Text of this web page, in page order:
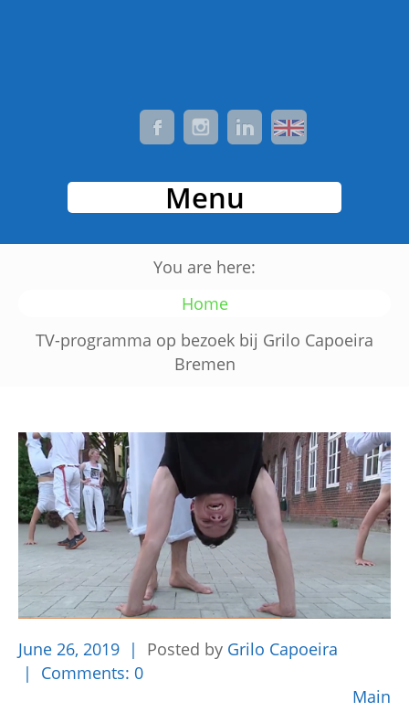
Menu
You are here:
Home
TV-programma op bezoek bij Grilo Capoeira
Bremen
June 26, 2019 Posted by Grilo Capoeira
Comments: 0
Main